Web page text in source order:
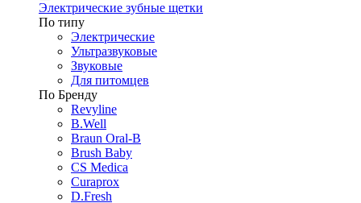
Электрические зубные щетки
По типу
Электрические
Ультразвуковые
Звуковые
Для питомцев
По Бренду
Revyline
B.Well
Braun Oral-B
Brush Baby
CS Medica
Curaprox
D.Fresh